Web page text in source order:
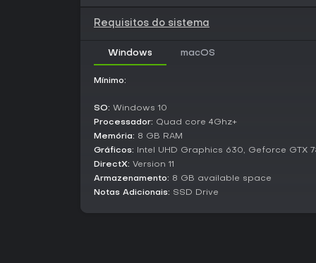
Requisitos do sistema
Windows macOS
Mínimo:
SO: Windows 10
Processador: Quad core 4Ghz+
Memória: 8 GB RAM
Gráficos: Intel UHD Graphics 630, Geforce GTX
DirectX: Version 11
Armazenamento: 8 GB available space
Notas Adicionais: SSD Drive